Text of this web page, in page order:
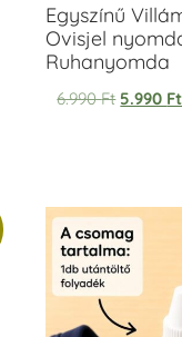
Egyszínű
Ovisjel
Ruhanyomda
6.990Ft 5.990 Ft